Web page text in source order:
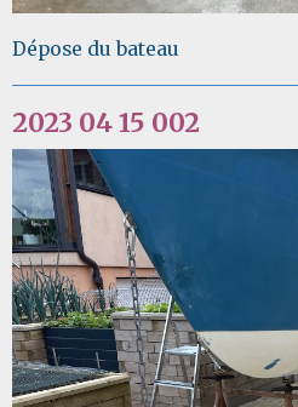
Dépose du bateau
2023 04 15 002